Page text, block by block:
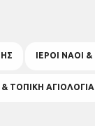
ΙΕΡΟΙ ΝΑΟΙ
& ΤΟΠΙΚΗ ΑΓΙΟΛΟΓΙΑ